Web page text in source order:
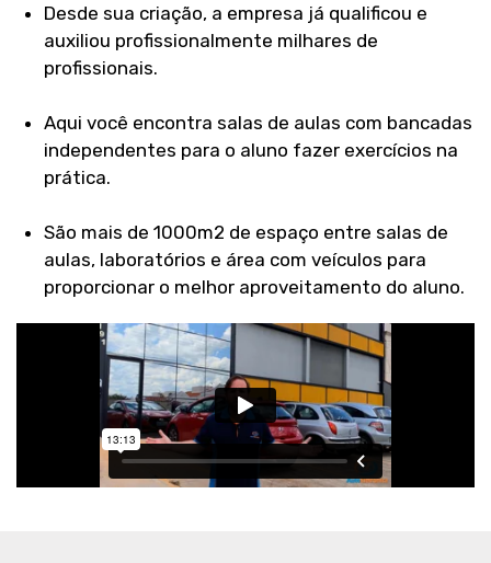
Desde sua criação, a empresa já qualificou e
auxiliou profissionalmente milhares de
profissionais.
Aqui você encontra salas de aulas com bancadas
independentes para o aluno fazer exercícios na
prática.
São mais de 1000m2 de espaço entre salas de
aulas, laboratórios e área com veículos para
proporcionar o melhor aproveitamento do aluno.